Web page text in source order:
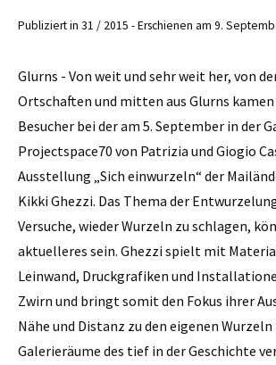
Publiziert in 31 / 2015 - Erschienen am 9.
Glurns - Von weit und sehr weit her, von
Ortschaften und mitten aus Glurns
Besucher bei der am 5. September in der
Projectspace70 von Patrizia und Giogio
Ausstellung „Sich einwurzeln“ der
Kikki Ghezzi. Das Thema der
Versuche, wieder Wurzeln zu schlagen,
aktuelleres sein. Ghezzi spielt mit
Leinwand, Druckgrafiken und
Zwirn und bringt somit den Fokus ihrer
Nähe und Distanz zu den eigenen Wurzeln
Galerieräume des tief in der Geschichte